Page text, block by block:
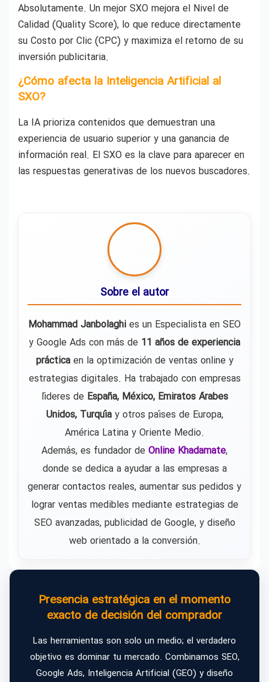
Absolutamente. Un mejor SXO mejora el Nivel de
Calidad (Quality Score), lo que reduce directamente
su Costo por Clic (CPC) y maximiza el retorno de su
inversión publicitaria.
¿Cómo afecta la Inteligencia Artificial al
SXO?
La IA prioriza contenidos que demuestran una
experiencia de usuario superior y una ganancia de
información real. El SXO es la clave para aparecer en
las respuestas generativas de los nuevos buscadores.
Sobre el autor
Mohammad Janbolaghi es un Especialista en SEO
y Google Ads con más de 11 años de experiencia
prácticaen la optimización de ventas online y
estrategias digitales. Ha trabajado con empresas
líderes de España, México, Emiratos Árabes
Unidos, Turquíay otros países de Europa,
América Latina y Oriente Medio.
Además, es fundador de Online Khadamate,
donde se dedica a ayudar a las empresas a
generar contactos reales, aumentar sus pedidos y
lograr ventas medibles mediante estrategias de
SEO avanzadas, publicidad de Google, y diseño
web orientado a la conversión.
Presencia estratégica en el momento
exacto de decisión del comprador
Las herramientas son solo un medio; el verdadero
objetivo es dominar tu mercado. Combinamos SEO,
Google Ads, Inteligencia Artificial (GEO) y diseño